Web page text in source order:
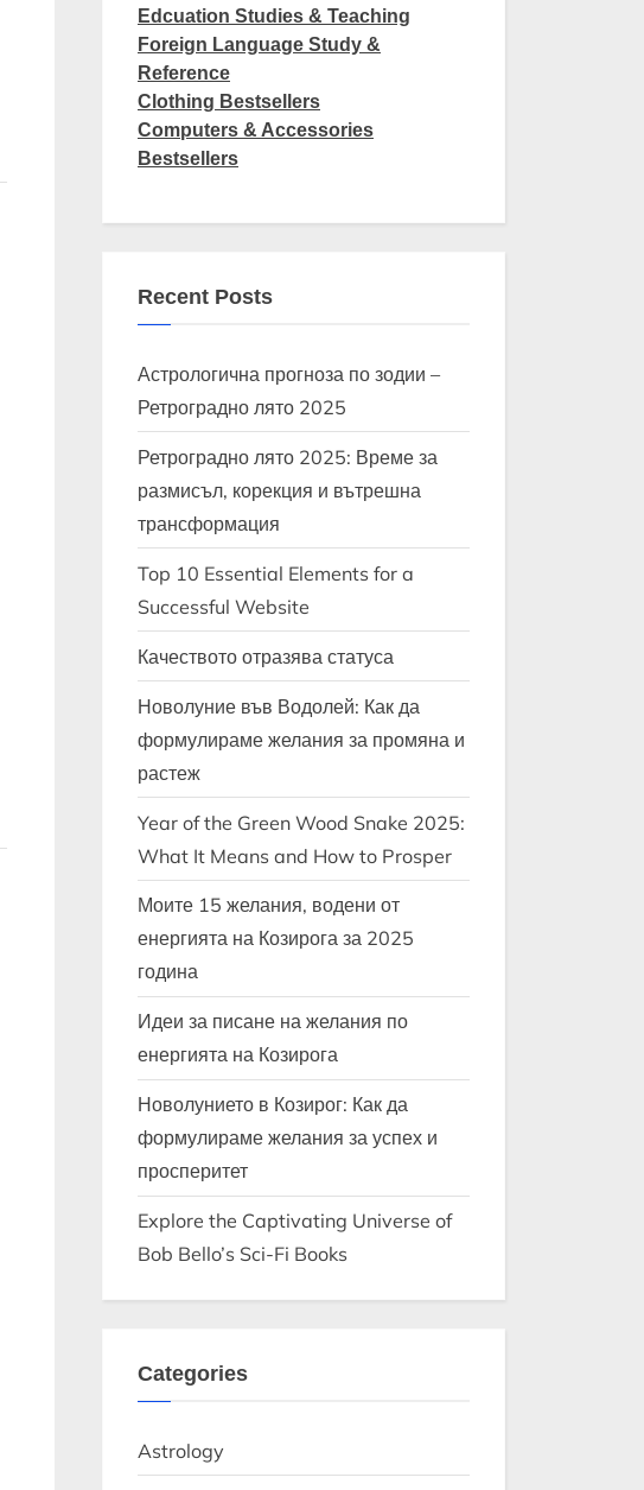
Edcuation Studies & Teaching
Foreign Language Study &
Reference
Clothing Bestsellers
Computers & Accessories
Bestsellers
Recent Posts
Астрологична прогноза по зодии –
Ретроградно лято 2025
Ретроградно лято 2025: Време за
размисъл, корекция и вътрешна
трансформация
Top 10 Essential Elements for a
Successful Website
Качеството отразява статуса
Новолуние във Водолей: Как да
формулираме желания за промяна и
растеж
Year of the Green Wood Snake 2025:
What It Means and How to Prosper
Моите 15 желания, водени от
енергията на Козирога за 2025
година
Идеи за писане на желания по
енергията на Козирога
Новолунието в Козирог: Как да
формулираме желания за успех и
просперитет
Explore the Captivating Universe of
Bob Bello’s Sci-Fi Books
Categories
Astrology